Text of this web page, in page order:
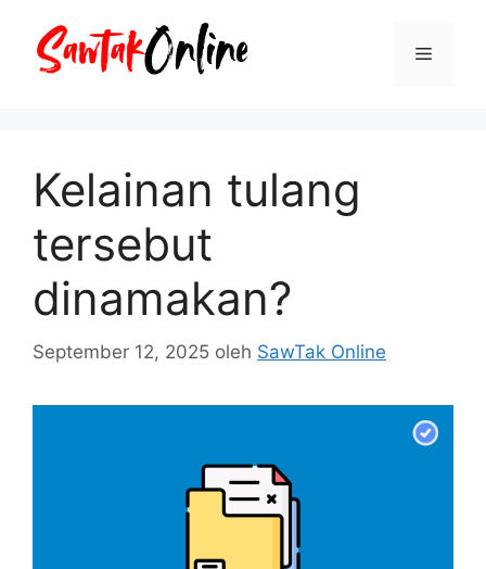
Menu
Kelainan tulang
tersebut
dinamakan?
September 12, 2025 oleh SawTak Online